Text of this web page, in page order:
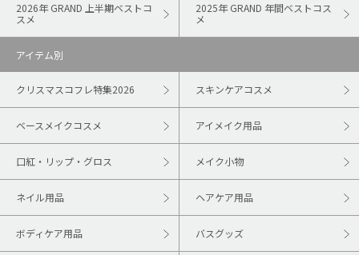
2026年 GRAND 上半期ベストコ
スメ
2025年 GRAND 年間ベストコス
メ
アイテム別
クリスマスコフレ特集2026 スキンケアコスメ
ベースメイクコスメ アイメイク用品
口紅・リップ・グロス メイク小物
ネイル用品 ヘアケア用品
ボディケア用品 バスグッズ